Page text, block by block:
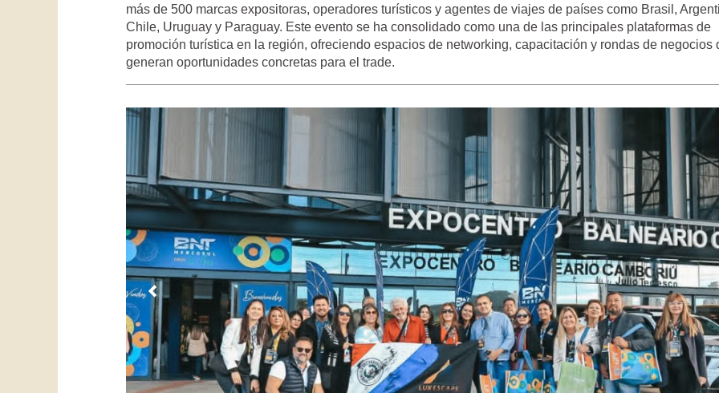
más de 500 marcas expositoras, operadores turísticos y agentes de viajes de países como Brasil,
Chile, Uruguay y Paraguay. Este evento se ha consolidado como una de las principales plataformas de
promoción turística en la región, ofreciendo espacios de networking, capacitación y rondas de negocios
generan oportunidades concretas para el trade.
PARQUE DAS AVES EN FOZ